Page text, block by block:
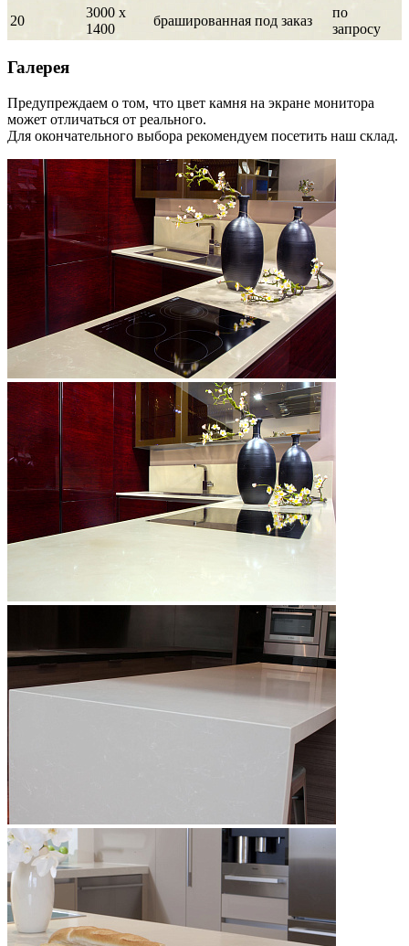
20
3000 х
1400
брашированная под заказ
по
запросу
Галерея
Предупреждаем о том, что цвет камня на экране монитора
может отличаться от реального.
Для окончательного выбора рекомендуем посетить наш склад.